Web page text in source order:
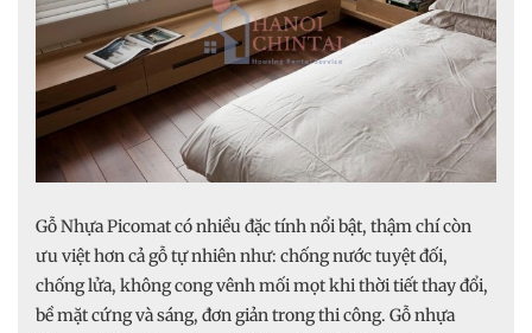
Gỗ Nhựa Picomat có nhiều đặc tính nổi bật, thậm chí còn
ưu việt hơn cả gỗ tự nhiên như: chống nước tuyệt đối,
chống lửa, không cong vênh mối mọt khi thời tiết thay đổi,
bề mặt cứng và sáng, đơn giản trong thi công. Gỗ nhựa